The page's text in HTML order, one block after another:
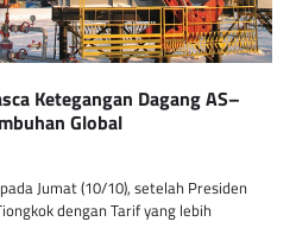
Ketegangan Dagang AS–
Global
Jumat (10/10), setelah Presiden
dengan Tarif yang lebih